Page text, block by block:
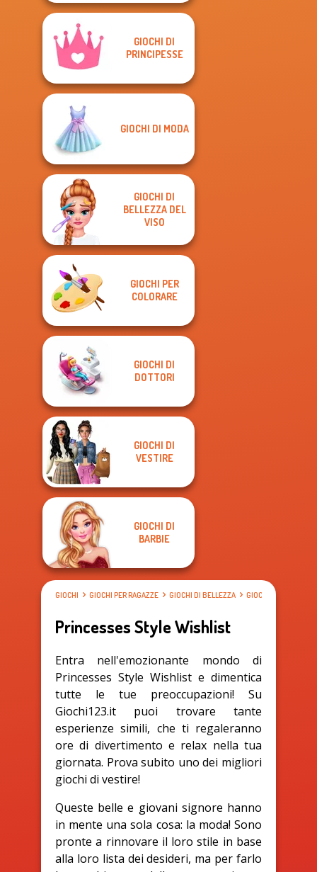
GIOCHI DI
PRINCIPESSE
GIOCHI DI MODA
GIOCHI DI
BELLEZZA DEL
VISO
GIOCHI PER
COLORARE
GIOCHI DI
DOTTORI
GIOCHI DI
VESTIRE
GIOCHI DI
BARBIE
GIOCHI GIOCHI PER RAGAZZE GIOCHI DI BELLEZZA GIOCHI DI VESTIRE
Princesses Style Wishlist
Entra nell'emozionante mondo di
Princesses Style Wishlist e dimentica
tutte le tue preoccupazioni! Su
Giochi123.it puoi trovare tante
esperienze simili, che ti regaleranno
ore di divertimento e relax nella tua
giornata. Prova subito uno dei migliori
giochi di vestire!
Queste belle e giovani signore hanno
in mente una sola cosa: la moda! Sono
pronte a rinnovare il loro stile in base
alla loro lista dei desideri, ma per farlo